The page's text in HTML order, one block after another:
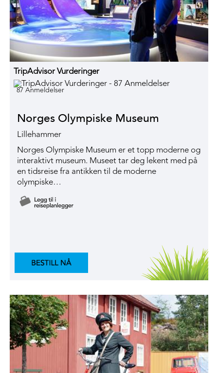
TripAdvisor Vurderinger
87 Anmeldelser
Norges Olympiske Museum
Lillehammer
Norges Olympiske Museum er et topp moderne og
interaktivt museum. Museet tar deg lekent med på
en tidsreise fra antikken til de moderne
olympiske…